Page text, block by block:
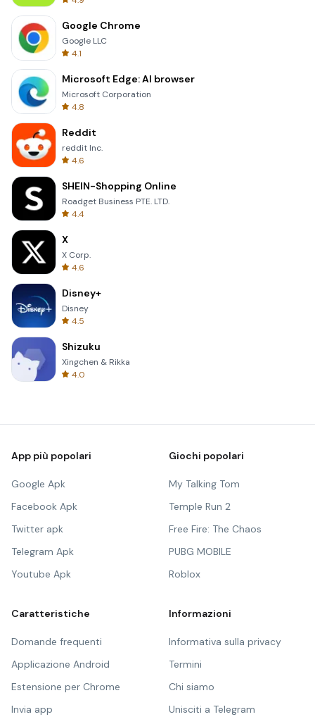
Google Chrome
Google LLC
4.1
Microsoft Edge: AI browser
Microsoft Corporation
4.8
Reddit
reddit Inc.
4.6
SHEIN-Shopping Online
Roadget Business PTE. LTD.
4.4
X
X Corp.
4.6
Disney+
Disney
4.5
Shizuku
Xingchen & Rikka
4.0
App più popolari
Google Apk
Facebook Apk
Twitter apk
Telegram Apk
Youtube Apk
Giochi popolari
My Talking Tom
Temple Run 2
Free Fire: The Chaos
PUBG MOBILE
Roblox
Caratteristiche
Domande frequenti
Applicazione Android
Estensione per Chrome
Invia app
Informazioni
Informativa sulla privacy
Termini
Chi siamo
Unisciti a Telegram